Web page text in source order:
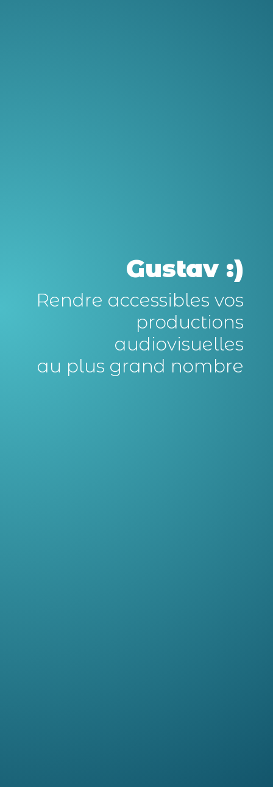
Gustav :)
Rendre accessibles vos
productions
audiovisuelles
au plus grand nombre